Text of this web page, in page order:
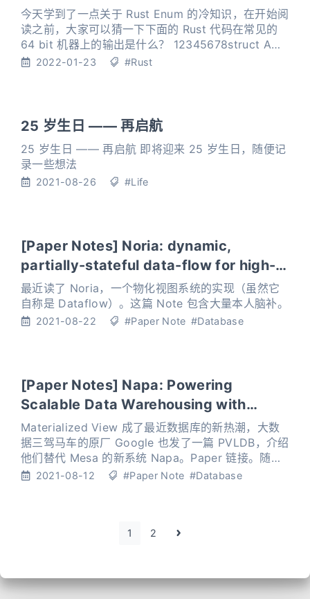
今天学到了一点关于 Rust Enum 的冷知识，在开始阅
读之前，大家可以猜一下下面的 Rust 代码在常见的
64 bit 机器上的输出是什么？ 12345678struct A
(i64, i8);struct B (i64, i8, bool);fn main() { dbg!
2022-01-23 #Rust
25 岁生日 —— 再启航
25 岁生日 —— 再启航 即将迎来 25 岁生日，随便记
录一些想法
2021-08-26 #Life
[Paper Notes] Noria: dynamic,
partially-stateful data-flow for high-
performance web applications
最近读了 Noria，一个物化视图系统的实现（虽然它
自称是 Dataflow）。这篇 Note 包含大量本人脑补。
2021-08-22 #Paper Note #Database
[Paper Notes] Napa: Powering
Scalable Data Warehousing with
Robust Query Performance at Google
Materialized View 成了最近数据库的新热潮，大数
据三驾马车的原厂 Google 也发了一篇 PVLDB，介绍
他们替代 Mesa 的新系统 Napa。Paper 链接。随便
分享一些 notes 和 unresolved issues（比较乱，不
2021-08-12 #Paper Note #Database
1 2